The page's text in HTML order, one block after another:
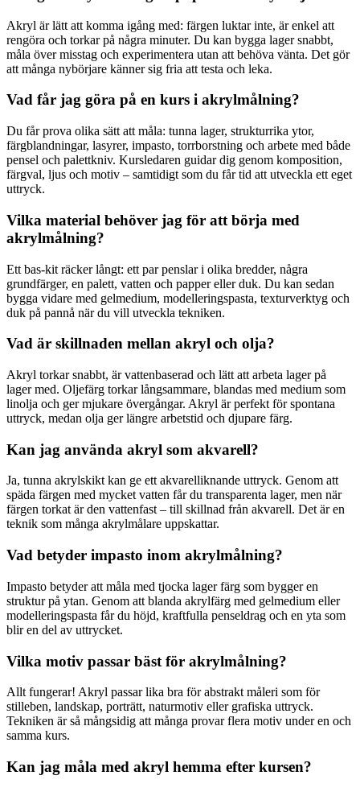
Akryl är lätt att komma igång med: färgen luktar inte, är enkel att
rengöra och torkar på några minuter. Du kan bygga lager snabbt,
måla över misstag och experimentera utan att behöva vänta. Det gör
att många nybörjare känner sig fria att testa och leka.
Vad får jag göra på en kurs i akrylmålning?
Du får prova olika sätt att måla: tunna lager, strukturrika ytor,
färgblandningar, lasyrer, impasto, torrborstning och arbete med både
pensel och palettkniv. Kursledaren guidar dig genom komposition,
färgval, ljus och motiv – samtidigt som du får tid att utveckla ett eget
uttryck.
Vilka material behöver jag för att börja med
akrylmålning?
Ett bas-kit räcker långt: ett par penslar i olika bredder, några
grundfärger, en palett, vatten och papper eller duk. Du kan sedan
bygga vidare med gelmedium, modelleringspasta, texturverktyg och
duk på pannå när du vill utveckla tekniken.
Vad är skillnaden mellan akryl och olja?
Akryl torkar snabbt, är vattenbaserad och lätt att arbeta lager på
lager med. Oljefärg torkar långsammare, blandas med medium som
linolja och ger mjukare övergångar. Akryl är perfekt för spontana
uttryck, medan olja ger längre arbetstid och djupare färg.
Kan jag använda akryl som akvarell?
Ja, tunna akrylskikt kan ge ett akvarelliknande uttryck. Genom att
späda färgen med mycket vatten får du transparenta lager, men när
färgen torkat är den vattenfast – till skillnad från akvarell. Det är en
teknik som många akrylmålare uppskattar.
Vad betyder impasto inom akrylmålning?
Impasto betyder att måla med tjocka lager färg som bygger en
struktur på ytan. Genom att blanda akrylfärg med gelmedium eller
modelleringspasta får du höjd, kraftfulla penseldrag och en yta som
blir en del av uttrycket.
Vilka motiv passar bäst för akrylmålning?
Allt fungerar! Akryl passar lika bra för abstrakt måleri som för
stilleben, landskap, porträtt, naturmotiv eller grafiska uttryck.
Tekniken är så mångsidig att många provar flera motiv under en och
samma kurs.
Kan jag måla med akryl hemma efter kursen?